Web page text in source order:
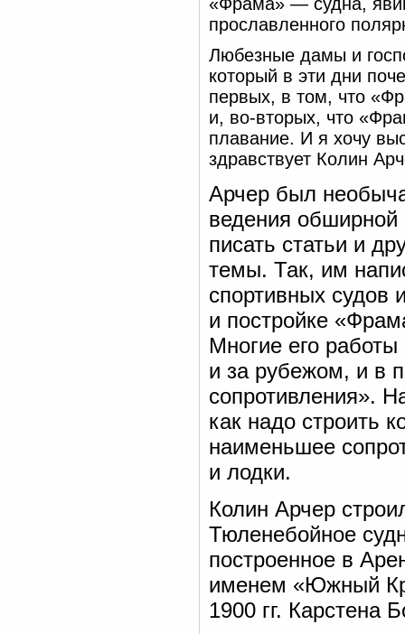
прославленного
Любезные дамы и
который в эти дни
первых, в том, что
и, во-вторых, что
плавание. И я хочу
здравствует Колин
Арчер был
ведения
писать статьи и
темы. Так, им
спортивных судов
и постройке
Многие его
и за рубежом, и в
сопротивления».
как надо строить
наименьшее
и лодки.
Колин Арчер
Тюленебойное
построенное в
именем «Южный
1900 гг. Карстена